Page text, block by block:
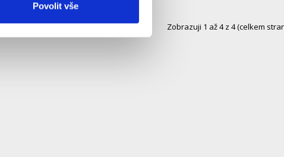
Povolit vše
Zobrazuji 1 až 4 z 4 (celkem